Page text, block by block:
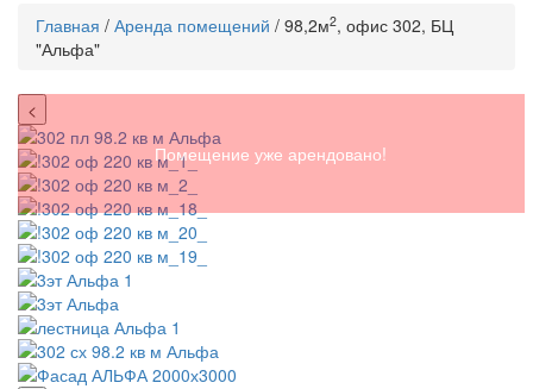
Главная / Аренда помещений / 98,2м2, офис 302, БЦ
"Альфа"
Помещение уже арендовано!
<